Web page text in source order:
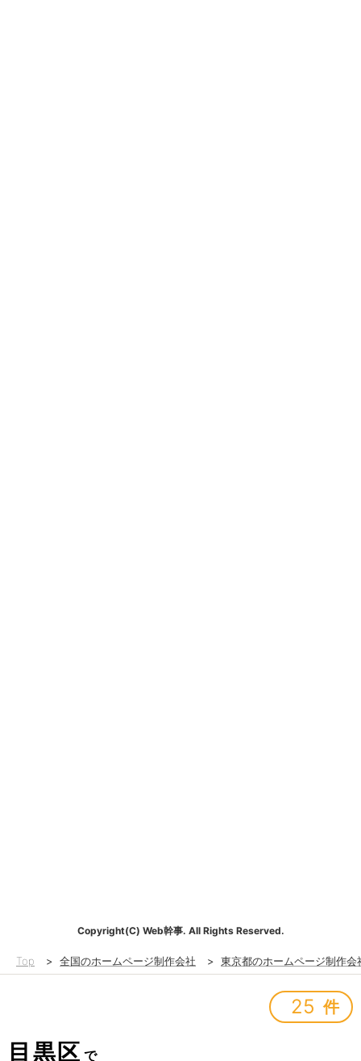
Copyright(C) Web幹事. All Rights Reserved.
Top > 全国のホームページ制作会社 > 東京都のホームページ制作会
25 件
目黒区 で